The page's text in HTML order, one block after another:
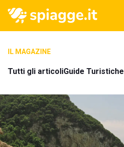
IL MAGAZINE
Tutti gli articoliGuide Turistiche